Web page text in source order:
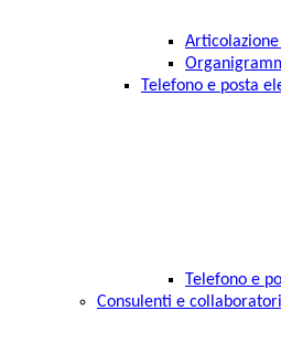
Telefono e posta
Telefono e
Consulenti e collaboratori